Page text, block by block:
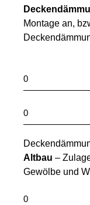
Montage an,
Altbau –
Gewölbe und